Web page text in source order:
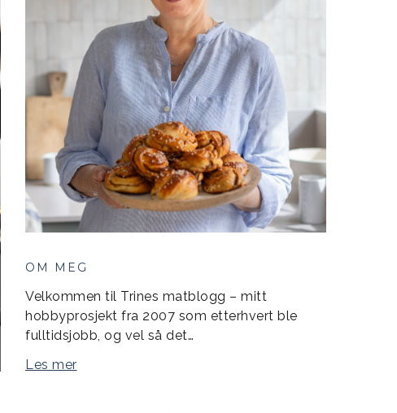
OM MEG
Velkommen til Trines matblogg – mitt
hobbyprosjekt fra 2007 som etterhvert ble
fulltidsjobb, og vel så det…
Les mer